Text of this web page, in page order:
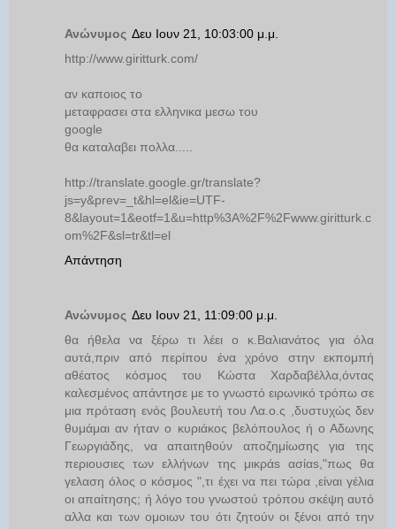
Ανώνυμος Δευ Ιουν 21, 10:03:00 μ.μ.
http://www.giritturk.com/
αν καποιος το
μεταφρασει στα ελληνικα μεσω του
google
θα καταλαβει πολλα.....
http://translate.google.gr/translate?
js=y&prev=_t&hl=el&ie=UTF-
8&layout=1&eotf=1&u=http%3A%2F%2Fwww.giritturk.c
om%2F&sl=tr&tl=el
Απάντηση
Ανώνυμος Δευ Ιουν 21, 11:09:00 μ.μ.
θα ήθελα να ξέρω τι λέει ο κ.Βαλιανάτος για όλα
αυτά,πριν από περίπου ένα χρόνο στην εκπομπή
αθέατος κόσμος του Κώστα Χαρδαβέλλα,όντας
καλεσμένος απάντησε με το γνωστό ειρωνικό τρόπω σε
μια πρόταση ενός βουλευτή του Λα.ο.ς ,δυστυχώς δεν
θυμάμαι αν ήταν ο κυριάκος βελόπουλος ή ο Αδωνης
Γεωργιάδης, να απαιτηθούν αποζημίωσης για της
περιουσιες των ελλήνων της μικράs ασίαs,"πως θα
γελαση όλος ο κόσμος ",τι έχει να πει τώρα ,είναι γέλια
οι απαίτησης; ή λόγο του γνωστού τρόπου σκέψη αυτό
αλλα και των ομοιων του ότι ζητούν οι ξένοι από την